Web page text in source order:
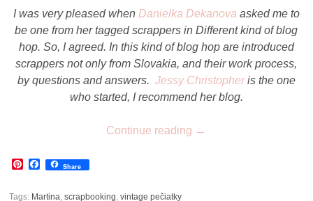
I was very pleased when Danielka Dekanova asked me to
be one from her tagged scrappers in Different kind of blog
hop. So, I agreed. In this kind of blog hop are introduced
scrappers not only from Slovakia, and their work process,
by questions and answers. Jessy Christopheris the one
who started, I recommend her blog.
Continue reading →
Pinterest
Facebook
Share
Tags: Martina,scrapbooking,vintage pečiatky